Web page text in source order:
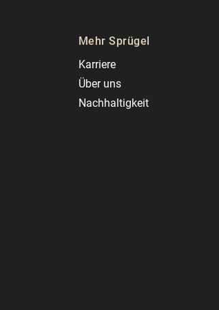
Mehr Sprügel
Karriere
Über uns
Nachhaltigkeit